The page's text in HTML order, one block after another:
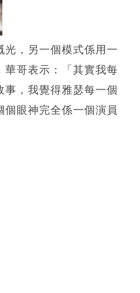
，另一個模式係用一
華哥表示：「其實我每
，我覺得雅瑟每一個
眼神完全係一個演員